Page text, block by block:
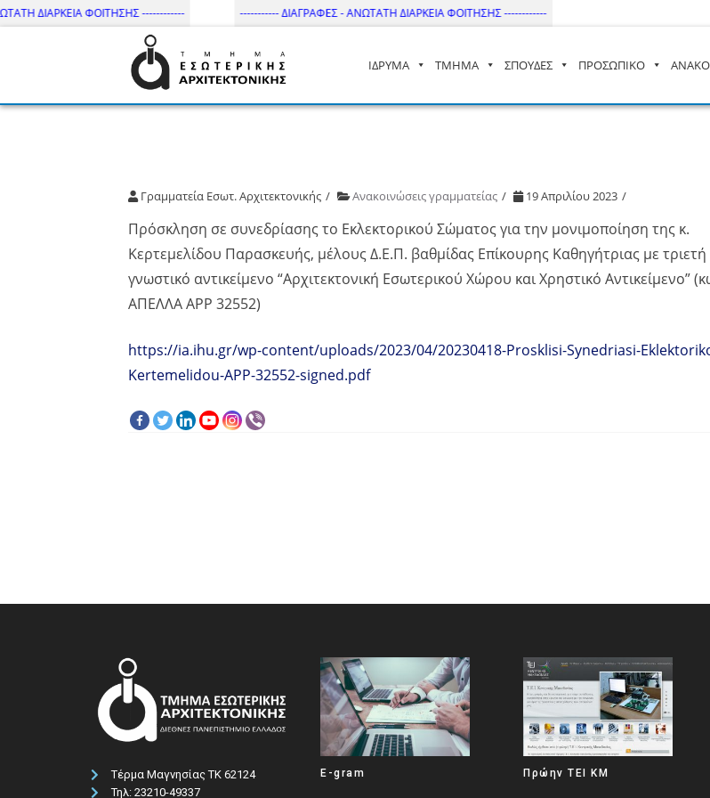
ΔΙΑΡΚΕΙΑ ΦΟΙΤΗΣΗΣ ------------ ----------- ΔΙΑΓΡΑΦΕΣ - ΑΝΩΤΑΤΗ ΔΙΑΡΚΕΙΑ ΦΟΙΤΗΣΗΣ ------------
Τμήμα Εσωτ. Αρχιτεκτονικής – ΔΙ.ΠΑ.Ε
ΙΔΡΥΜΑ ΤΜΗΜΑ ΣΠΟΥΔΕΣ ΠΡΟΣΩΠΙΚΟ
Γραμματεία Εσωτ. Αρχιτεκτονικής Ανακοινώσεις γραμματείας 19 Απριλίου 2023
Πρόσκληση σε συνεδρίασης το Εκλεκτορικού Σώματος για την μονιμοποίηση της κ.
Κερτεμελίδου Παρασκευής, μέλους Δ.Ε.Π. βαθμίδας Επίκουρης Καθηγήτριας με τριετή
γνωστικό αντικείμενο “Αρχιτεκτονική Εσωτερικού Χώρου και Χρηστικό Αντικείμενο”
ΑΠΕΛΛΑ ΑΡΡ 32552)
https://ia.ihu.gr/wp-content/uploads/2023/04/20230418-Prosklisi-Synedriasi-
Kertemelidou-ΑΡΡ-32552-signed.pdf
Τέρμα Μαγνησίας ΤΚ 62124
Τηλ: 23210-49337​
E-gram Πρώην ΤΕΙ ΚΜ